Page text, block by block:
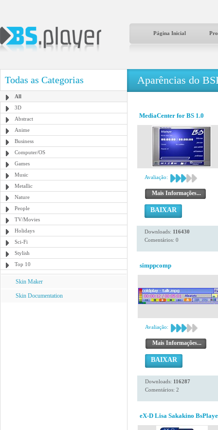
Página Inicial
Todas as Categorias
All
3D
Abstract
Anime
Business
Computer/OS
Games
Music
Metallic
Nature
People
TV/Movies
Holidays
Sci-Fi
Stylish
Top 10
Skin Maker
Skin Documentation
Aparências do
MediaCenter for BS 1.0
Avaliação:
Mais Informações...
BAIXAR
Downloads: 116430
Comentários: 0
simppcomp
Avaliação:
Mais Informações...
BAIXAR
Downloads: 116287
Comentários: 2
eX-D Lisa Sakakino